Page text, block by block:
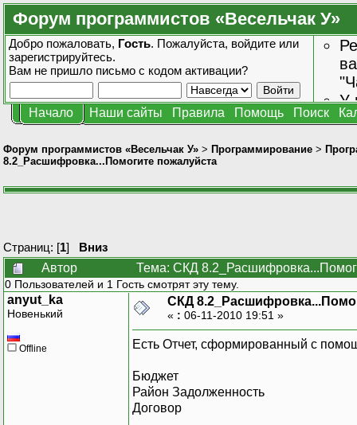
Форум программистов «Весельчак У»
Добро пожаловать, Гость. Пожалуйста, войдите или
зарегистрируйтесь.
Вам не пришло письмо с кодом активации?
У
Начало Наши сайты Правила Помощь Поиск
Форум программистов «Весельчак У» > Программирование >
8.2_Расшифровка...Помогите пожалуйста
Страниц: [1] Вниз
Автор
Тема: СКД
0 Пользователей и 1 Гость смотрят эту тему.
anyut_ka
Новенький
Offline
СКД
« : 06-11-2010 19:51 »
Есть Отчет, сформированный с
Бюджет
Район Задолженность
Договор